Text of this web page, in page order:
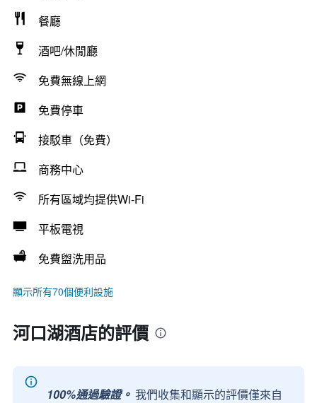
餐廳
酒吧/休閒廳
免費無線上網
免費停車
接駁車（免費）
商務中心
所有區域均提供Wi-Fi
平板電視
免費盥洗用品
顯示所有70個便利設施
河口湖酒店的評價
100%通過驗證。 我們收集和顯示的評價僅來自